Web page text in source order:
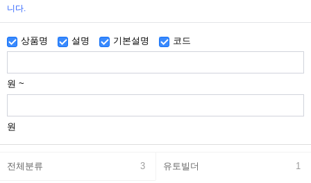
니다.
상품명 설명 기본설명 코드
원 ~
원
전체분류 3 유토빌더 1